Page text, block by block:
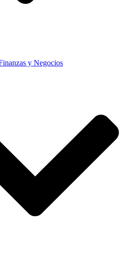
y Negocios